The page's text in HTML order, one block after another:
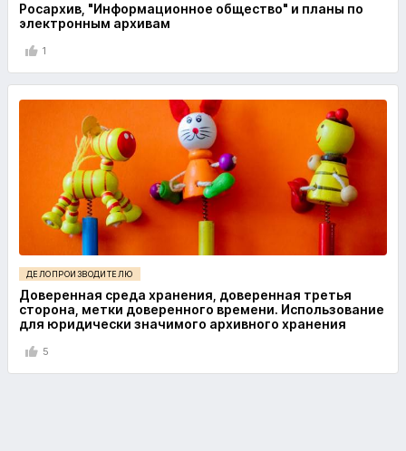
Росархив, "Информационное общество" и планы по
электронным архивам
1
ДЕЛОПРОИЗВОДИТЕЛЮ
Доверенная среда хранения, доверенная третья
сторона, метки доверенного времени. Использование
для юридически значимого архивного хранения
5